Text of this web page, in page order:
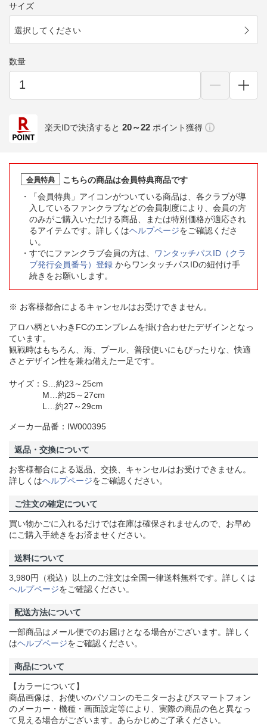
サイズ
選択してください
数量
楽天IDで決済すると 20～22 ポイント獲得
会員特典
こちらの商品は会員特典商品です
「会員特典」アイコンがついている商品は、各クラブが導
入しているファンクラブなどの会員制度により、会員の方
のみがご購入いただける商品、または特別価格が適応され
るアイテムです。詳しくはヘルプページをご確認くださ
い。
すでにファンクラブ会員の方は、
ワンタッチパスID（クラ
ブ発行会員番号）登録 からワンタッチパスIDの紐付け手
続きをお願いします。
※ お客様都合によるキャンセルはお受けできません。
アロハ柄といわきFCのエンブレムを掛け合わせたデザインとなっ
ています。
観戦時はもちろん、海、プール、普段使いにもぴったりな、快適
さとデザイン性を兼ね備えた一足です。
サイズ：S…約23～25cm
M…約25～27cm
L…約27～29cm
メーカー品番：IW000395
返品・交換について
お客様都合による返品、交換、キャンセルはお受けできません。
詳しくはヘルプページをご確認ください。
ご注文の確定について
買い物かごに入れるだけでは在庫は確保されませんので、お早め
にご購入手続きをお済ませください。
送料について
3,980円（税込）以上のご注文は全国一律送料無料です。詳しくは
ヘルプページをご確認ください。
配送方法について
一部商品はメール便でのお届けとなる場合がございます。詳しく
はヘルプページをご確認ください。
商品について
【カラーについて】
商品画像は、お使いのパソコンのモニターおよびスマートフォン
のメーカー・機種・画面設定等により、実際の商品の色と異なっ
て見える場合がございます。あらかじめご了承ください。